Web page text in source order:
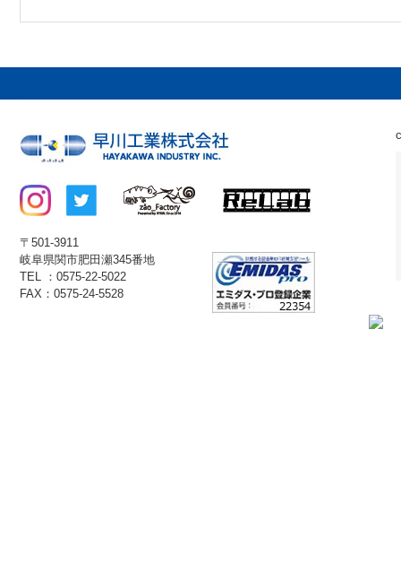
〒501-3911
岐阜県関市肥田瀬345番地
TEL ：0575-22-5022
FAX：0575-24-5528